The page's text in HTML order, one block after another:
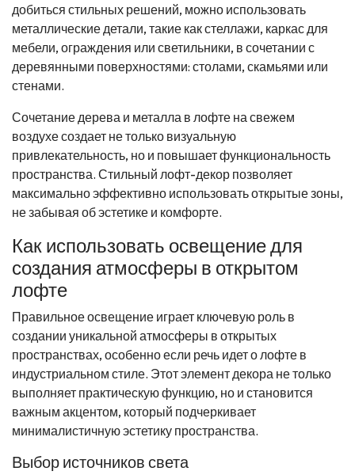
добиться стильных решений, можно использовать
металлические детали, такие как стеллажи, каркас для
мебели, ограждения или светильники, в сочетании с
деревянными поверхностями: столами, скамьями или
стенами.
Сочетание дерева и металла в лофте на свежем
воздухе создает не только визуальную
привлекательность, но и повышает функциональность
пространства. Стильный лофт-декор позволяет
максимально эффективно использовать открытые зоны,
не забывая об эстетике и комфорте.
Как использовать освещение для
создания атмосферы в открытом
лофте
Правильное освещение играет ключевую роль в
создании уникальной атмосферы в открытых
пространствах, особенно если речь идет о лофте в
индустриальном стиле. Этот элемент декора не только
выполняет практическую функцию, но и становится
важным акцентом, который подчеркивает
минималистичную эстетику пространства.
Выбор источников света